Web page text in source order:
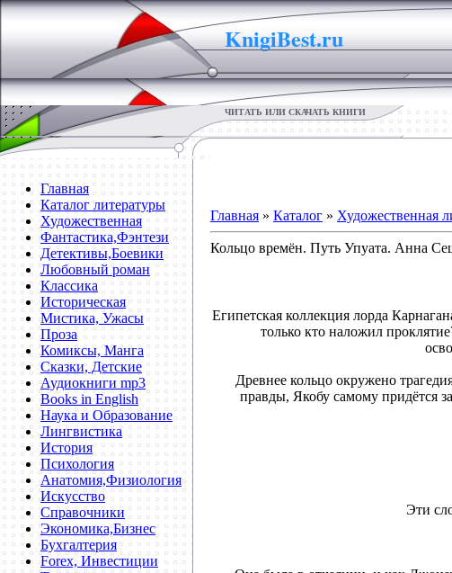
KnigiBest.ru
ЧИТАТЬ ИЛИ СКАЧАТЬ КНИГИ
Главная
Каталог литературы
Художественная
Фантастика,Фэнтези
Детективы,Боевики
Любовный роман
Классика
Историческая
Мистика, Ужасы
Проза
Комиксы, Манга
Сказки, Детские
Аудиокниги mp3
Books in English
Наука и Образование
Лингвистика
История
Психология
Анатомия,Физиология
Искусство
Справочники
Экономика,Бизнес
Бухгалтерия
Forex, Инвестиции
Главная » Каталог » Художественная
Кольцо времён. Путь Упуата. Анна
Египетская коллекция лорда
только кто наложил
Древнее кольцо окружено
правды, Якобу самому придётся
Эти